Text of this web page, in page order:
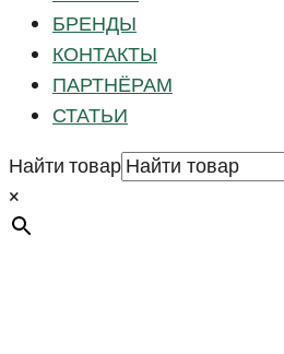
БРЕНДЫ
КОНТАКТЫ
ПАРТНЁРАМ
СТАТЬИ
Найти товар
×